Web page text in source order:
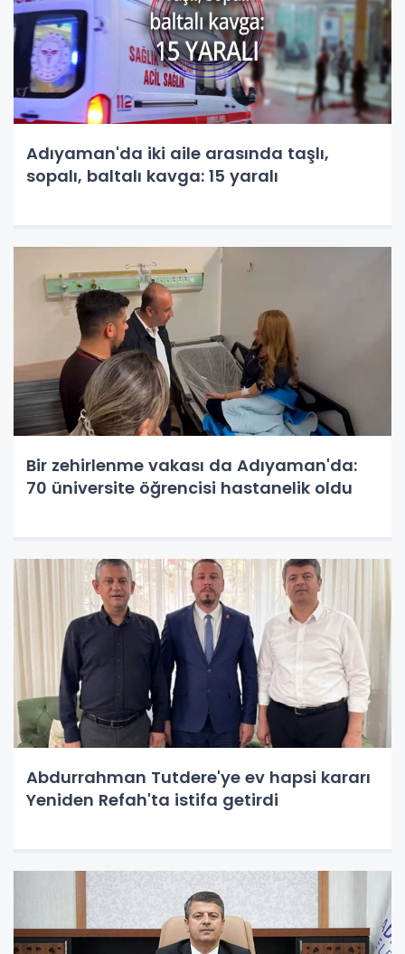
Adıyaman'da iki aile arasında taşlı,
sopalı, baltalı kavga: 15 yaralı
Bir zehirlenme vakası da Adıyaman'da:
70 üniversite öğrencisi hastanelik oldu
Abdurrahman Tutdere'ye ev hapsi kararı
Yeniden Refah'ta istifa getirdi